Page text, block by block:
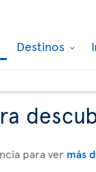
Destinos
para ver más